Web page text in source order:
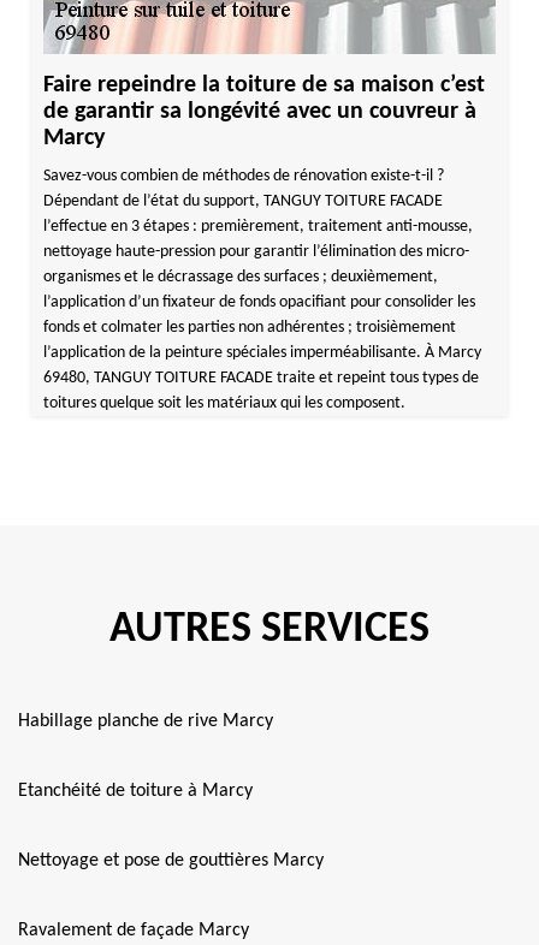
Faire repeindre la toiture de sa maison c’est
de garantir sa longévité avec un couvreur à
Marcy
Savez-vous combien de méthodes de rénovation existe-t-il ?
Dépendant de l’état du support, TANGUY TOITURE FACADE
l’effectue en 3 étapes : premièrement, traitement anti-mousse,
nettoyage haute-pression pour garantir l’élimination des micro-
organismes et le décrassage des surfaces ; deuxièmement,
l’application d’un fixateur de fonds opacifiant pour consolider les
fonds et colmater les parties non adhérentes ; troisièmement
l’application de la peinture spéciales imperméabilisante. À Marcy
69480, TANGUY TOITURE FACADE traite et repeint tous types de
toitures quelque soit les matériaux qui les composent.
AUTRES SERVICES
Habillage planche de rive Marcy
Etanchéité de toiture à Marcy
Nettoyage et pose de gouttières Marcy
Ravalement de façade Marcy